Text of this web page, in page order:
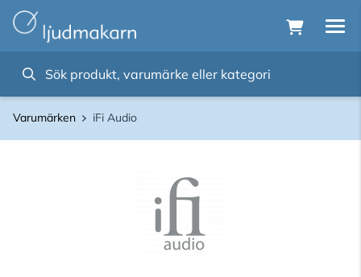
Varumärken iFi Audio